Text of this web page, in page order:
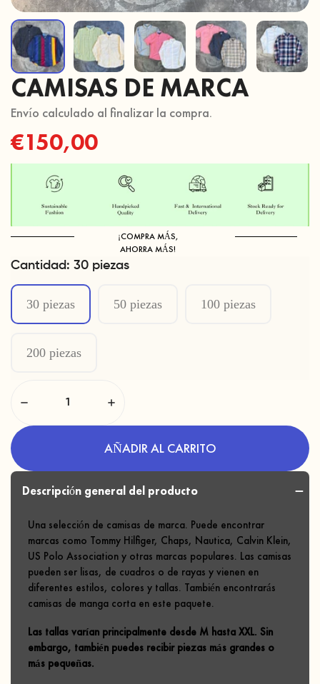
CAMISAS DE MARCA
Envío calculado al finalizar la compra.
Regular
price
€150,00
¡COMPRA MÁS,
AHORRA MÁS!
Cantidad: 30 piezas
30 piezas 50 piezas 100 piezas
200 piezas
AÑADIR AL CARRITO
Descripción general del producto
Una selección de camisas de marca. Puede encontrar
marcas como Tommy Hilfiger, Chaps, Nautica, Calvin Klein,
US Polo Association y otras marcas populares. Las camisas
pueden ser lisas, de cuadros o de rayas y vienen en
diferentes estilos, colores y tallas. También encontrarás
camisas de manga corta en este paquete.
Las tallas varían principalmente desde M hasta XXL. Sin
embargo, también puedes recibir piezas más grandes o
más pequeñas.